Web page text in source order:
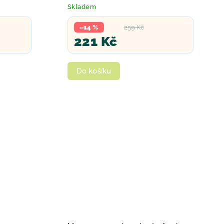
Skladem
259 Kč
–14 %
221 Kč
Do košíku